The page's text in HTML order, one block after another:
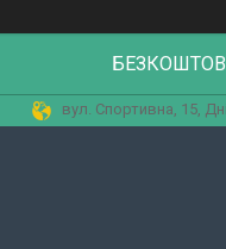
вул. Спортивна, 15,